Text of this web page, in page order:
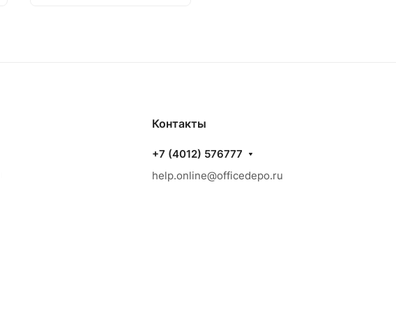
Контакты
+7 (4012) 576777
help.online@officedepo.ru